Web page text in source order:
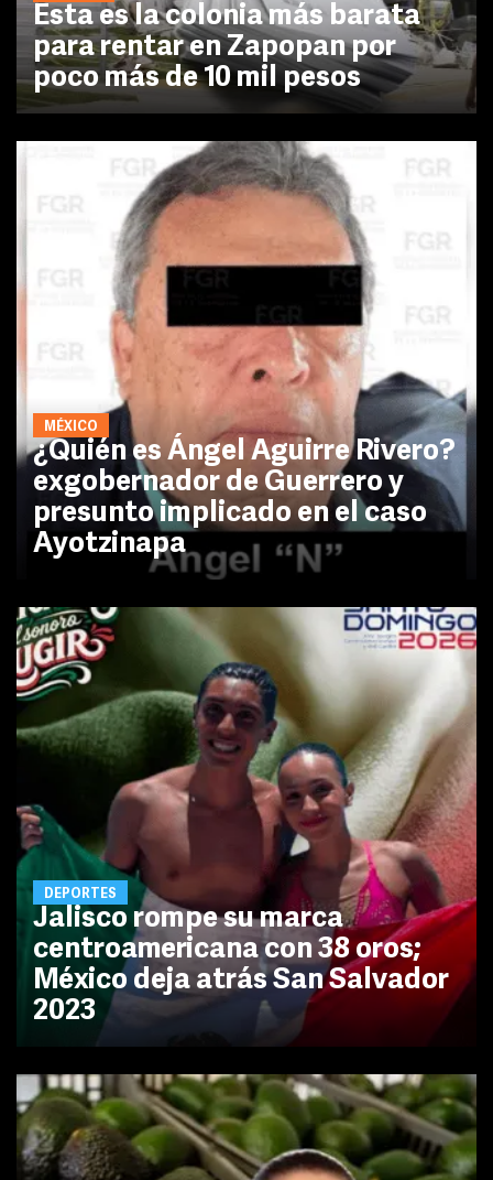
Esta es la colonia más barata
para rentar en Zapopan por
poco más de 10 mil pesos
MÉXICO
¿Quién es Ángel Aguirre Rivero?
exgobernador de Guerrero y
presunto implicado en el caso
Ayotzinapa
DEPORTES
Jalisco rompe su marca
centroamericana con 38 oros;
México deja atrás San Salvador
2023